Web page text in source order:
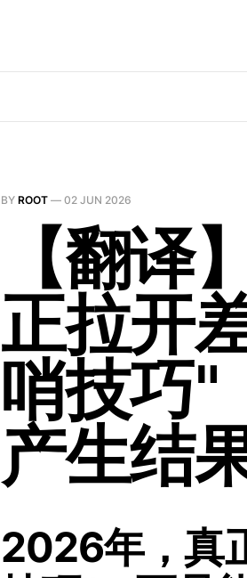
BY ROOT — 02 JUN 2026
【翻
正拉开
哨技巧"
产生结
2026年，真